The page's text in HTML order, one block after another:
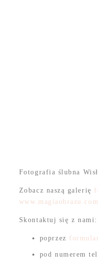
Fotografia ślubna
Zobacz naszą galerię
www.magiaobrazu.com
Skontaktuj się z nami:
poprzez
pod numerem